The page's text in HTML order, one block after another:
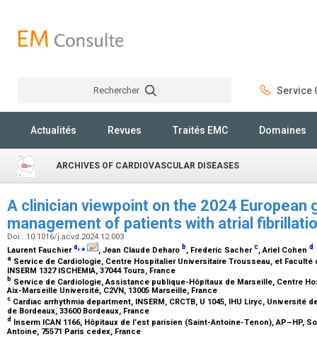
Rechercher Service
Actualités Revues Traités EMC Domaines
ARCHIVES OF CARDIOVASCULAR DISEASES
A clinician viewpoint on the 2024 European
management of patients with atrial
Doi : 10.1016/j.acvd.2024.12.003
Laurent Fauchiera,⁎ , Jean Claude Deharo b, Frederic Sacherc, Ariel Cohen d
a Service de Cardiologie, Centre Hospitalier Universitaire Trousseau, et Faculté
INSERM 1327 ISCHEMIA, 37044 Tours, France
b Service de Cardiologie, Assistance publique-Hôpitaux de Marseille, Centre
Aix-Marseille Université, C2VN, 13005 Marseille, France
c Cardiac arrhythmia department, INSERM, CRCTB, U 1045, IHU Liryc,
de Bordeaux, 33600 Bordeaux, France
d Inserm ICAN 1166, Hôpitaux de l’est parisien (Saint-Antoine-Tenon), AP–HP,
Antoine, 75571 Paris cedex, France